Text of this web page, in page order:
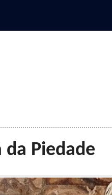
da Piedade